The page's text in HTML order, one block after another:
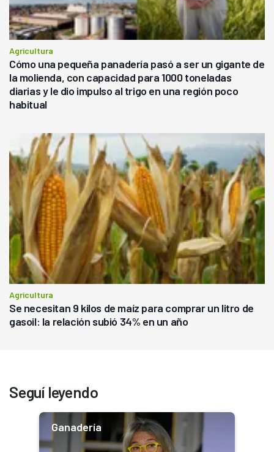
Agricultura
Cómo una pequeña panadería pasó a ser un gigante de
la molienda, con capacidad para 1000 toneladas
diarias y le dio impulso al trigo en una región poco
habitual
Agricultura
Se necesitan 9 kilos de maíz para comprar un litro de
gasoil: la relación subió 34% en un año
Seguí leyendo
Ganadería